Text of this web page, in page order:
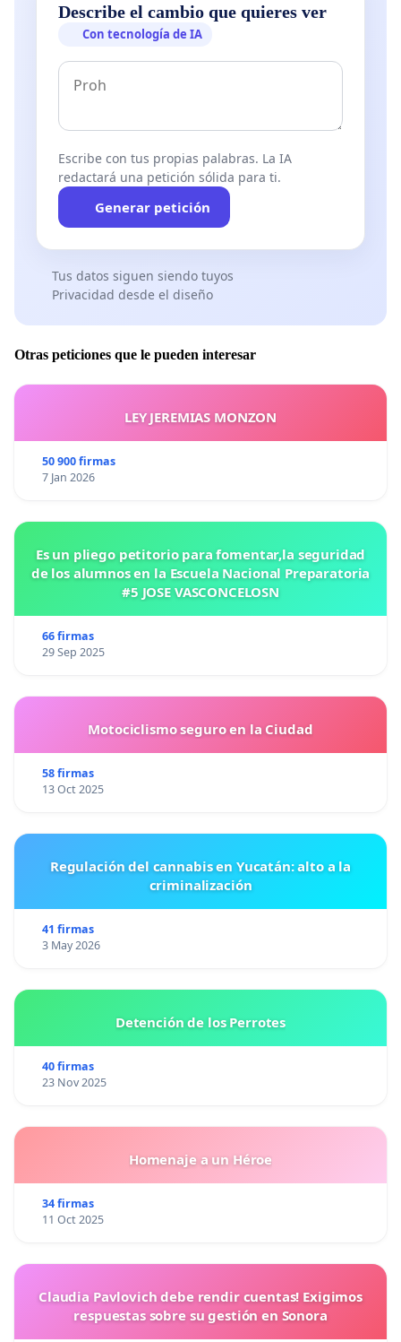
Describe el cambio que quieres ver
Con tecnología de IA
Escribe con tus propias palabras. La IA
redactará una petición sólida para ti.
Generar petición
Tus datos siguen siendo tuyos
Privacidad desde el diseño
Otras peticiones que le pueden interesar
LEY JEREMIAS MONZON
50 900 firmas
7 Jan 2026
Es un pliego petitorio para fomentar,la seguridad
de los alumnos en la Escuela Nacional Preparatoria
#5 JOSE VASCONCELOSN
66 firmas
29 Sep 2025
Motociclismo seguro en la Ciudad
58 firmas
13 Oct 2025
Regulación del cannabis en Yucatán: alto a la
criminalización
41 firmas
3 May 2026
Detención de los Perrotes
40 firmas
23 Nov 2025
Homenaje a un Héroe
34 firmas
11 Oct 2025
Claudia Pavlovich debe rendir cuentas! Exigimos
respuestas sobre su gestión en Sonora